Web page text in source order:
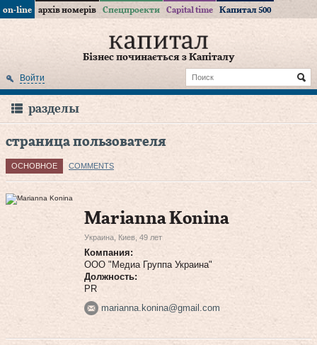
on-line архів номерів Спецпроекти Capital time Капитал 500
Бізнес починається з Капіталу
Войти
разделы
страница пользователя
ОСНОВНОЕ COMMENTS
Marianna Konina
Украина, Киев, 49 лет
Компания:
ООО "Медиа Группа Украина"
Должность:
PR
marianna.konina@gmail.com